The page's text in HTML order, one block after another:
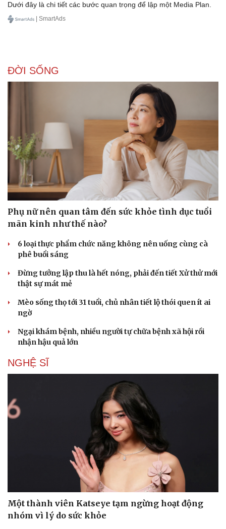
Văn hóa
Sân khấu - Điện ảnh
Văn học
Âm nhạc
Di sản
Giải trí
Thời trang
Sao Việt
Dưới đây là chi tiết các bước quan trọng để lập một Media Plan.
| SmartAds
ĐỜI SỐNG
Phụ nữ nên quan tâm đến sức khỏe tình dục tuổi
mãn kinh như thế nào?
6 loại thực phẩm chức năng không nên uống cùng cà
phê buổi sáng
Đừng tưởng lập thu là hết nóng, phải đến tiết Xử thử mới
thật sự mát mẻ
Mèo sống thọ tới 31 tuổi, chủ nhân tiết lộ thói quen ít ai
ngờ
Ngại khám bệnh, nhiều người tự chữa bệnh xã hội rồi
nhận hậu quả lớn
NGHỆ SĨ
Một thành viên Katseye tạm ngừng hoạt động
nhóm vì lý do sức khỏe